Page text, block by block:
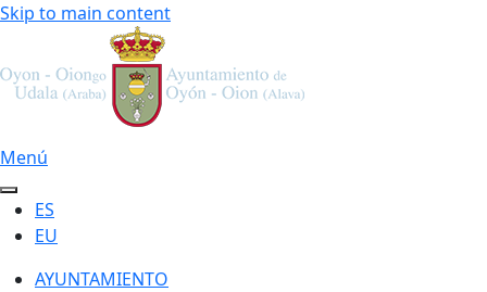
Skip to main content
Menú
ES
EU
AYUNTAMIENTO